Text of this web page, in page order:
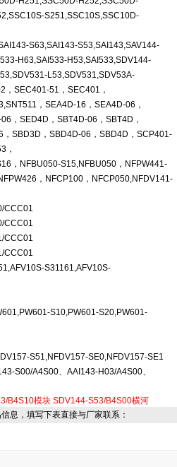
S251,SSC10S,SSC10D-
S63,SAI143-S53,SAI143,SAV144-
H63,SAI533-H53,SAI533,SDV144-
L53,SDV531,SDV53A-
SEC401-51，SEC401，
，SEA4D-16，SEA4D-06，
，SED4D，SBT4D-06，SBT4D，
SBD3D，SBD4D-06，SBD4D，SCP401-
，
，NFBU050-S15,NFBU050，NFPW441-
，NFCP100，NFCP050,NFDV141-
CCC01
CCC01
CCC01
CCC01
S31161,AFV10S-
S10,PW601-S20,PW601-
S51,NFDV157-SE0,NFDV157-SE1
S00/A4S00、AAI143-H03/A4S00、
B4S10模块 SDV144-S53/B4S00横河
息，填写下表直接与厂家联系：